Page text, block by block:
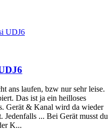
UDJ6
ans laufen, bzw nur sehr leise.
Das ist ja ein heilloses
Gerät & Kanal wird da wieder
... Bei Gerät musst du
K...